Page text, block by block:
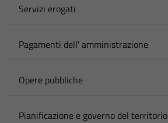
Servizi erogati
Pagamenti dell' amministrazione
Opere pubbliche
Pianificazione e governo del territorio